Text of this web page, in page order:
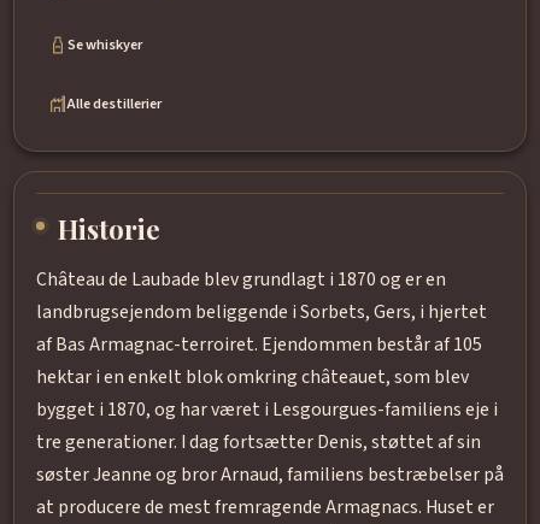
Se whiskyer
Alle destillerier
Historie
Château de Laubade blev grundlagt i 1870 og er en
landbrugsejendom beliggende i Sorbets, Gers, i hjertet
af Bas Armagnac-terroiret. Ejendommen består af 105
hektar i en enkelt blok omkring châteauet, som blev
bygget i 1870, og har været i Lesgourgues-familiens eje i
tre generationer. I dag fortsætter Denis, støttet af sin
søster Jeanne og bror Arnaud, familiens bestræbelser på
at producere de mest fremragende Armagnacs. Huset er